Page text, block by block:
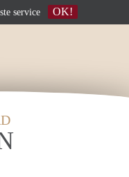
service OK!